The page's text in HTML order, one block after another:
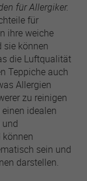
für Allergiker.
für
ihre weiche
sie können
die Luftqualität
Teppiche auch
Allergien
zu reinigen
idealen
können
sein und
darstellen.